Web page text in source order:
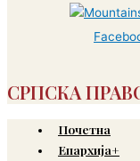
СРПСКА
Почетна
Епархија+